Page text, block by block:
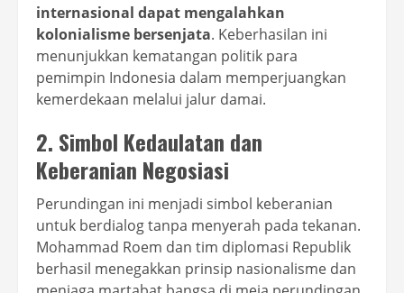
internasional dapat mengalahkan
kolonialisme bersenjata. Keberhasilan ini
menunjukkan kematangan politik para
pemimpin Indonesia dalam memperjuangkan
kemerdekaan melalui jalur damai.
2. Simbol Kedaulatan dan
Keberanian Negosiasi
Perundingan ini menjadi simbol keberanian
untuk berdialog tanpa menyerah pada tekanan.
Mohammad Roem dan tim diplomasi Republik
berhasil menegakkan prinsip nasionalisme dan